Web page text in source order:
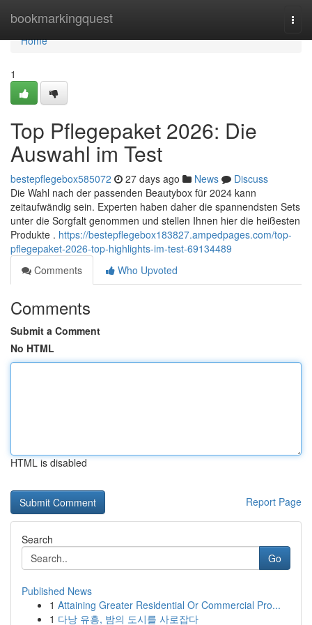
bookmarkingquest
Home
Home
1
Top Pflegepaket 2026: Die
Auswahl im Test
bestepflegebox585072 27 days ago News
Discuss
Die Wahl nach der passenden Beautybox für 2024 kann
zeitaufwändig sein. Experten haben daher die spannendsten Sets
unter die Sorgfalt genommen und stellen Ihnen hier die heißesten
Produkte . https://bestepflegebox183827.ampedpages.com/top-
pflegepaket-2026-top-highlights-im-test-69134489
Comments
Who Upvoted
Comments
Submit a Comment
No HTML
HTML is disabled
Report Page
Search
Go
Published News
1 Attaining Greater Residential Or Commercial Pro...
1 다낭 유흥, 밤의 도시를 사로잡다